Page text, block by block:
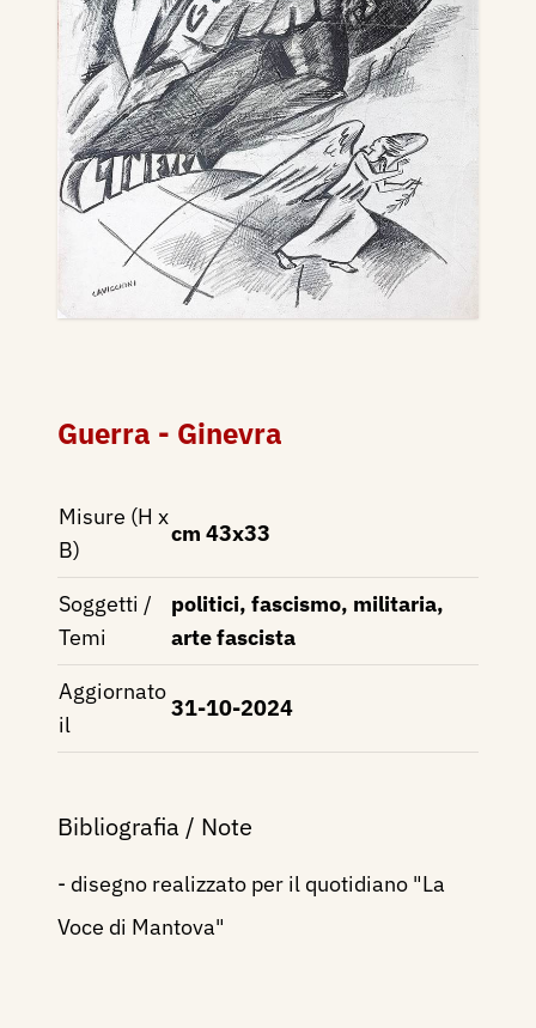
Guerra - Ginevra
Misure (H x
B)
cm 43x33
Soggetti /
Temi
politici, fascismo, militaria,
arte fascista
Aggiornato
il
31-10-2024
Bibliografia / Note
- disegno realizzato per il quotidiano "La
Voce di Mantova"